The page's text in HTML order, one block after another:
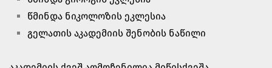
წმინდა ნიკოლოზის ეკლესია
გელათის აკადემიის შენობის ნაწილი